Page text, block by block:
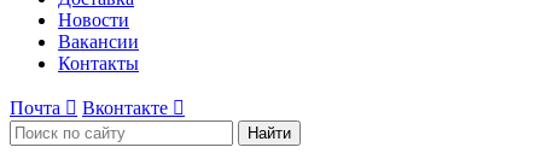
Новости
Вакансии
Контакты
Почта  Вконтакте 
Найти